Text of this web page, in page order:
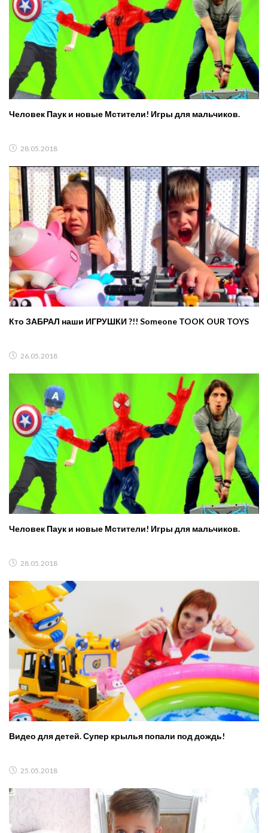
Человек Паук и новые Мстители! Игры для мальчиков.
28.05.2018
Кто ЗАБРАЛ наши ИГРУШКИ ?!! Someone TOOK OUR TOYS
26.05.2018
Человек Паук и новые Мстители! Игры для мальчиков.
28.05.2018
Видео для детей. Супер крылья попали под дождь!
25.05.2018